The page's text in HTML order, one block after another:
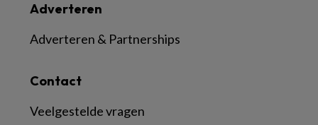
Contact
Veelgestelde vragen
Adverteren
Adverteren & Partnerships